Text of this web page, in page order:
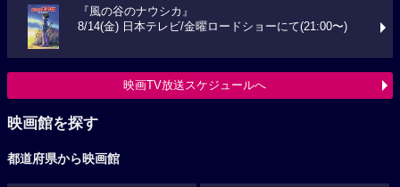
『風の谷のナウシカ』
8/14(金) 日本テレビ/金曜ロードショーにて(21:00〜)
映画TV放送スケジュールへ
映画館を探す
都道府県から映画館